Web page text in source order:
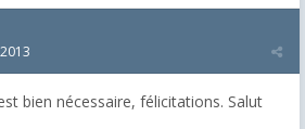
bien nécessaire, félicitations. Salut